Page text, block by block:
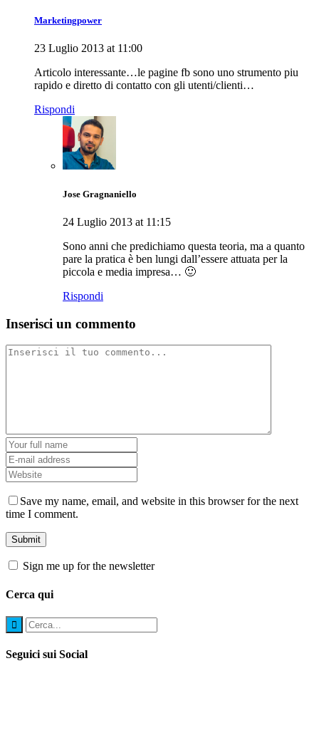
Marketingpower
23 Luglio 2013 at 11:00
Articolo interessante…le pagine fb sono uno strumento piu
rapido e diretto di contatto con gli utenti/clienti…
Rispondi
Jose Gragnaniello
24 Luglio 2013 at 11:15
Sono anni che predichiamo questa teoria, ma a quanto
pare la pratica è ben lungi dall’essere attuata per la
piccola e media impresa… 🙂
Rispondi
Inserisci un commento
Save my name, email, and website in this browser for the next
time I comment.
Sign me up for the newsletter
Cerca qui
Seguici sui Social